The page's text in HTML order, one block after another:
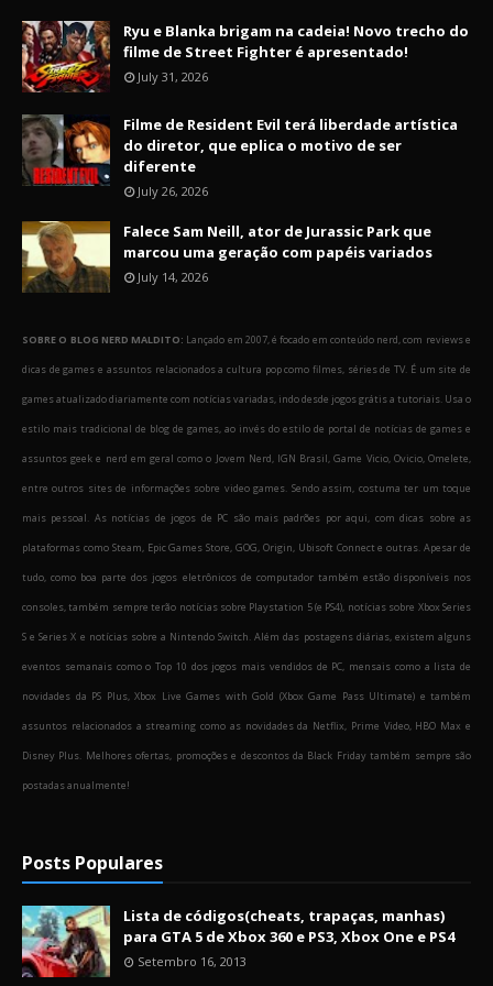
Ryu e Blanka brigam na cadeia! Novo trecho do
filme de Street Fighter é apresentado!
July 31, 2026
Filme de Resident Evil terá liberdade artística
do diretor, que eplica o motivo de ser
diferente
July 26, 2026
Falece Sam Neill, ator de Jurassic Park que
marcou uma geração com papéis variados
July 14, 2026
SOBRE O BLOG NERD MALDITO: Lançado em 2007, é focado em conteúdo nerd, com reviews e
dicas de games e assuntos relacionados a cultura pop como filmes, séries de TV. É um site de
games atualizado diariamente com notícias variadas, indo desde jogos grátis a tutoriais. Usa o
estilo mais tradicional de blog de games, ao invés do estilo de portal de notícias de games e
assuntos geek e nerd em geral como o Jovem Nerd, IGN Brasil, Game Vicio, Ovicio, Omelete,
entre outros sites de informações sobre video games. Sendo assim, costuma ter um toque
mais pessoal. As notícias de jogos de PC são mais padrões por aqui, com dicas sobre as
plataformas como Steam, Epic Games Store, GOG, Origin, Ubisoft Connect e outras. Apesar de
tudo, como boa parte dos jogos eletrônicos de computador também estão disponíveis nos
consoles, também sempre terão notícias sobre Playstation 5 (e PS4), notícias sobre Xbox Series
S e Series X e notícias sobre a Nintendo Switch. Além das postagens diárias, existem alguns
eventos semanais como o Top 10 dos jogos mais vendidos de PC, mensais como a lista de
novidades da PS Plus, Xbox Live Games with Gold (Xbox Game Pass Ultimate) e também
assuntos relacionados a streaming como as novidades da Netflix, Prime Video, HBO Max e
Disney Plus. Melhores ofertas, promoções e descontos da Black Friday também sempre são
postadas anualmente!
Posts Populares
Lista de códigos(cheats, trapaças, manhas)
para GTA 5 de Xbox 360 e PS3, Xbox One e PS4
Setembro 16, 2013